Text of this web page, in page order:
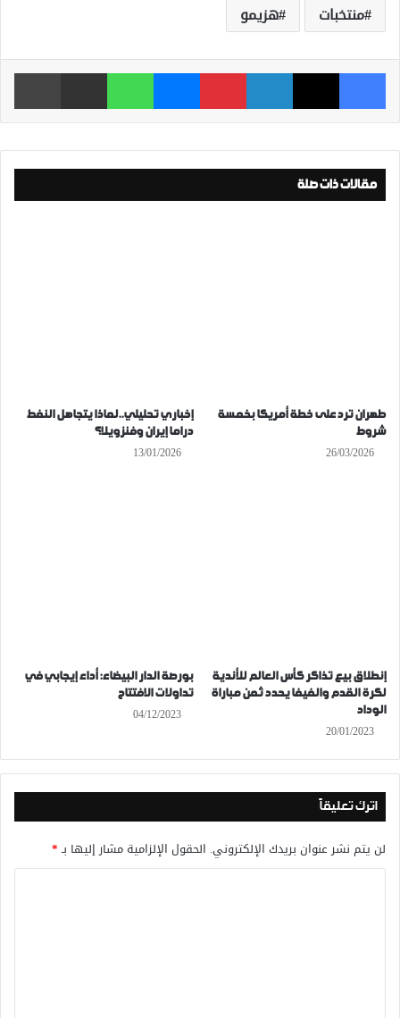
منتخبات
هزيمو
فيسبوك ‫X لينكدإن بينتيريست ماسنجر واتساب مشاركة عبر البريد
مقالات ذات صلة
طهران ترد على خطة أمريكا بخمسة
شروط
26/03/2026
إخباري تحليلي..لماذا يتجاهل النفط
دراما إيران وفنزويلا؟
13/01/2026
إنطلاق بيع تذاكر كأس العالم للأندية
لكرة القدم والفيفا يحدد ثمن مباراة
الوداد
20/01/2023
بورصة الدار البيضاء: أداء إيجابي في
تداولات الافتتاح
04/12/2023
اترك تعليقاً
لن يتم نشر عنوان بريدك الإلكتروني. الحقول الإلزامية مشار إليها بـ*